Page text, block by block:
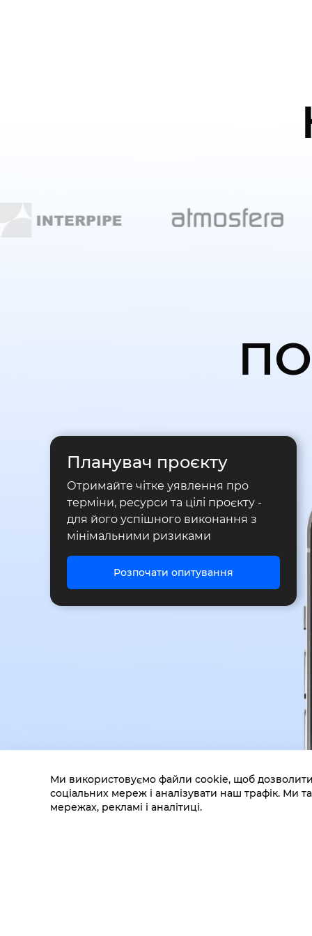
Планувач проєкту
Отримайте чітке уявлення про
терміни, ресурси та цілі проєкту -
для його успішного виконання з
мінімальними ризиками
Розпочати опитування
Ми використовуємо файли cookie, щоб
соціальних мереж і аналізувати наш трафік.
мережах, рекламі і аналітиці.